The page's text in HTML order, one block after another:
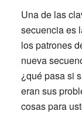
Una de las
secuencia es
los patrones
nueva
¿qué pasa si
eran sus
cosas para